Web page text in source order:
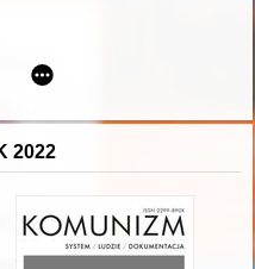
społeczno-prawny dziecka w
2022